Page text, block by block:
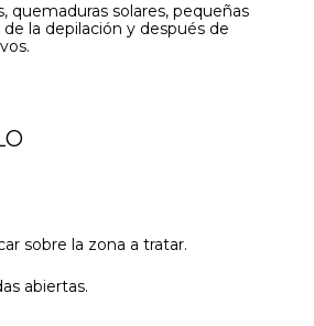
quemaduras solares, pequeñas
la depilación y después de
sobre la zona a tratar.
abiertas.